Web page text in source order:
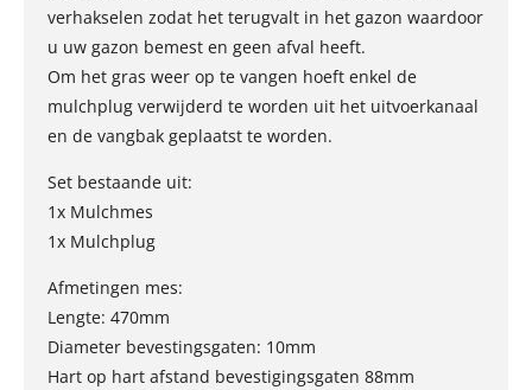
verhakselen zodat het terugvalt in het gazon waardoor
u uw gazon bemest en geen afval heeft.
Om het gras weer op te vangen hoeft enkel de
mulchplug verwijderd te worden uit het uitvoerkanaal
en de vangbak geplaatst te worden.
Set bestaande uit:
1x Mulchmes
1x Mulchplug
Afmetingen mes:
Lengte: 470mm
Diameter bevestingsgaten: 10mm
Hart op hart afstand bevestigingsgaten 88mm